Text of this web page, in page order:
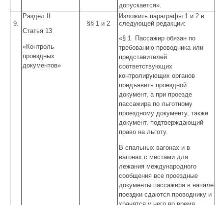
допускается».
9.
Раздел II
Статья 13
«Контроль
проездных
документов»
§§ 1 и 2
Изложить параграфы 1 и 2 в
следующей редакции:
«§ 1. Пассажир обязан по
требованию проводника или
представителей
соответствующих
контролирующих органов
предъявить проездной
документ, а при проезде
пассажира по льготному
проездному документу, также
документ, подтверждающий
право на льготу.
В спальных вагонах и в
вагонах с местами для
лежания международного
сообщения все проездные
документы пассажира в начале
поездки сдаются проводнику и